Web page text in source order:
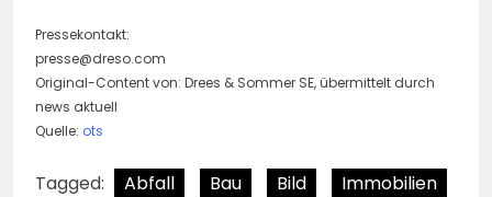
Pressekontakt:
presse@dreso.com
Original-Content von: Drees & Sommer SE, übermittelt durch
news aktuell
Quelle: ots
Tagged: Abfall Bau Bild
Immobilien